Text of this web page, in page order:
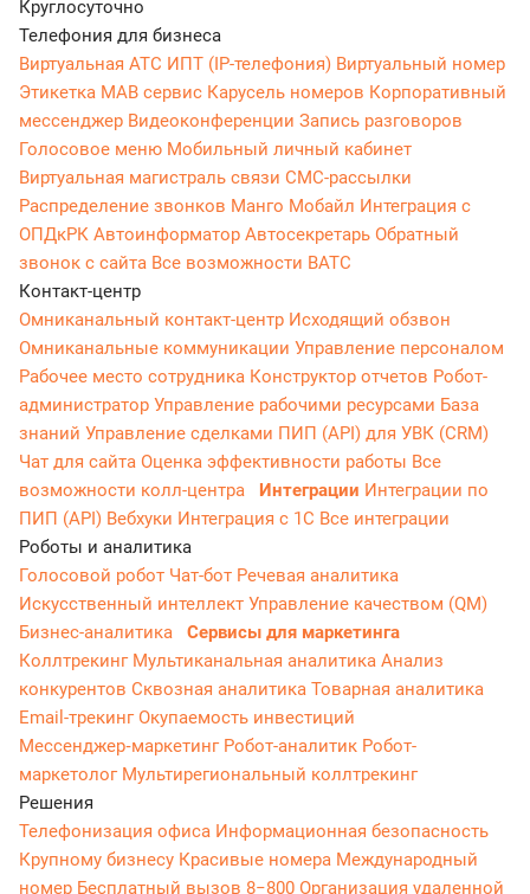
Круглосуточно
Телефония для бизнеса
Виртуальная АТС ИПТ (IP-телефония) Виртуальный номер
Этикетка МАВ сервис Карусель номеров Корпоративный
мессенджер Видеоконференции Запись разговоров
Голосовое меню Мобильный личный кабинет
Виртуальная магистраль связи СМС-рассылки
Распределение звонков Манго Мобайл Интеграция с
ОПДкРК Автоинформатор Автосекретарь Обратный
звонок с сайта Все возможности ВАТС
Контакт-центр
Омниканальный контакт-центр Исходящий обзвон
Омниканальные коммуникации Управление персоналом
Рабочее место сотрудника Конструктор отчетов Робот-
администратор Управление рабочими ресурсами База
знаний Управление сделками ПИП (API) для УВК (CRM)
Чат для сайта Оценка эффективности работы Все
возможности колл-центра
Интеграции Интеграции по
ПИП (API) Вебхуки Интеграция с 1С Все интеграции
Роботы и аналитика
Голосовой робот Чат-бот Речевая аналитика
Искусственный интеллект Управление качеством (QM)
Бизнес-аналитика
Сервисы для маркетинга
Коллтрекинг Мультиканальная аналитика Анализ
конкурентов Сквозная аналитика Товарная аналитика
Email-трекингОкупаемость инвестиций
Мессенджер‑маркетинг Робот-аналитик Робот-
маркетолог Мультирегиональный коллтрекинг
Решения
Телефонизация офиса Информационная безопасность
Крупному бизнесу Красивые номера Международный
номер Бесплатный вызов 8−800 Организация удаленной